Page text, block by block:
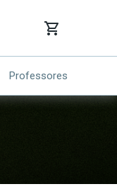
Professores